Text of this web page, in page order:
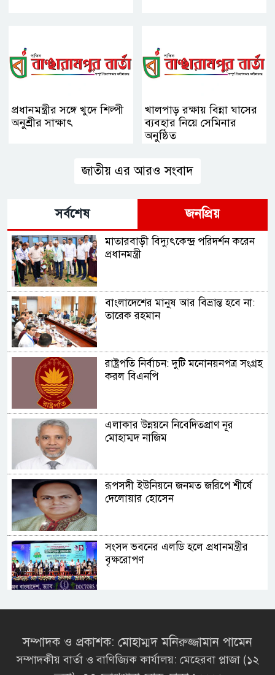
প্রধানমন্ত্রীর সঙ্গে খুদে শিল্পী
অনুশ্রীর সাক্ষাৎ
খালপাড় রক্ষায় বিন্না ঘাসের
ব্যবহার নিয়ে সেমিনার
অনুষ্ঠিত
জাতীয় এর আরও সংবাদ
সর্বশেষ জনপ্রিয়
মাতারবাড়ী বিদ্যুৎকেন্দ্র পরিদর্শন করেন
প্রধানমন্ত্রী
বাংলাদেশের মানুষ আর বিভ্রান্ত হবে না:
তারেক রহমান
রাষ্ট্রপতি নির্বাচন: দুটি মনোনয়নপত্র সংগ্রহ
করল বিএনপি
এলাকার উন্নয়নে নিবেদিতপ্রাণ নূর
মোহাম্মদ নাজিম
রূপসদী ইউনিয়নে জনমত জরিপে শীর্ষে
দেলোয়ার হোসেন
সংসদ ভবনের এলডি হলে প্রধানমন্ত্রীর
বৃক্ষরোপণ
মির্জা ফখরুলই হচ্ছেন বঙ্গভবনের নতুন
সেপ্টেম্বরে যুক্তরাষ্ট্র যাচ্ছেন প্রধানমন্ত্রী
সম্পাদক ও প্রকাশক: মোহাম্মদ মনিরুজ্জামান পামেন
সম্পাদকীয় বার্তা ও বাণিজ্যিক কার্যালয়: মেহেরবা প্লাজা (১২